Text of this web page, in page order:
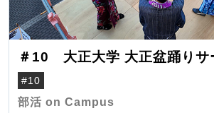
＃10 大正大学 大正盆踊りサ
#10
部活 on Campus